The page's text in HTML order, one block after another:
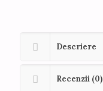
Descriere
Recenzii (0)